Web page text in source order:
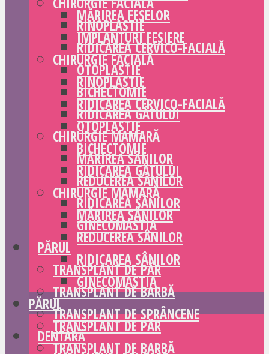
RINOPLASTIE
RIDICAREA CERVICO-FACIALĂ
OTOPLASTIE
BICHECTOMIE
RIDICAREA GÂTULUI
CHIRURGIE MAMARĂ
MĂRIREA SÂNILOR
REDUCEREA SÂNILOR
RIDICAREA SÂNILOR
GINECOMASTIA
PĂRUL
TRANSPLANT DE PĂR
TRANSPLANT DE BARBĂ
TRANSPLANT DE SPRÂNCENE
DENTARĂ
MĂRIREA FESELOR
IMPLANTURI FESIERE
CHIRURGIE FACIALĂ
RINOPLASTIE
RIDICAREA CERVICO-FACIALĂ
OTOPLASTIE
BICHECTOMIE
RIDICAREA GÂTULUI
CHIRURGIE MAMARĂ
MĂRIREA SÂNILOR
REDUCEREA SÂNILOR
RIDICAREA SÂNILOR
GINECOMASTIA
PĂRUL
TRANSPLANT DE PĂR
TRANSPLANT DE BARBĂ